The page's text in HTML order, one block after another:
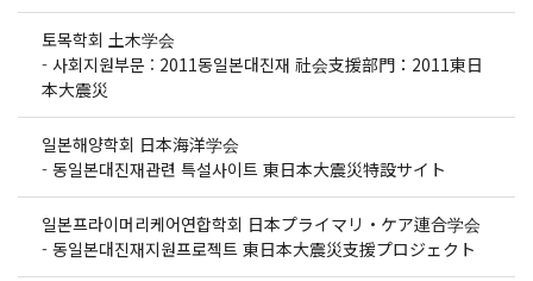
토목학회 土木学会
- 사회지원부문 : 2011동일본대진재 社会支援部門：2011東日
本大震災
일본해양학회 日本海洋学会
- 동일본대진재관련 특설사이트 東日本大震災特設サイト
일본프라이머리케어연합학회 日本プライマリ・ケア連合学会
- 동일본대진재지원프로젝트 東日本大震災支援プロジェクト